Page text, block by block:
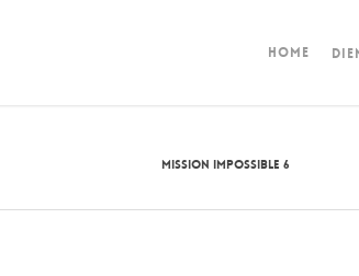
HOME
MISSION IMPOSSIBLE 6